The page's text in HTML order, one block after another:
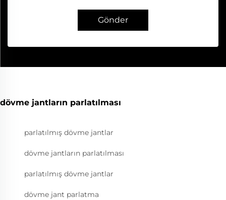
Gönder
dövme jantların parlatılması
parlatılmış dövme jantlar
dövme jantların parlatılması
parlatılmış dövme jantlar
dövme jant parlatma